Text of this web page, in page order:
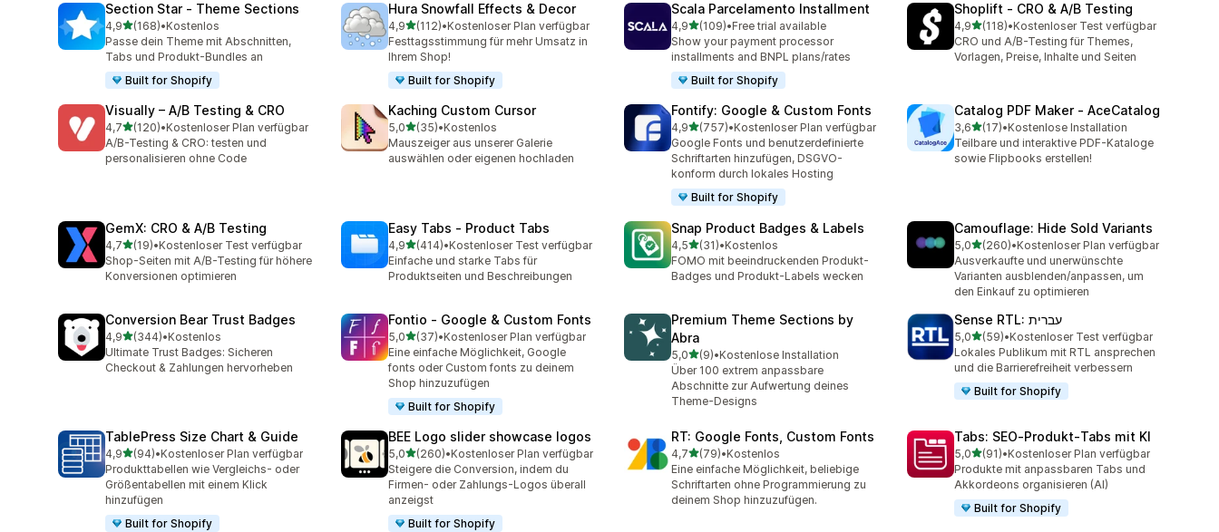
Section Star ‑ Theme Sections
4,9von 5 Sternen
(168)
168 Rezensionen insgesamt
•Kostenlos
Passe dein Theme mit Abschnitten,
Tabs und Produkt-Bundles an
Built for Shopify
Hura Snowfall Effects & Decor
4,9von 5 Sternen
(112)
112 Rezensionen insgesamt
•Kostenloser Plan verfügbar
Festtagsstimmung für mehr Umsatz in
Ihrem Shop!
Built for Shopify
Scala Parcelamento Installment
4,9von 5 Sternen
(109)
109 Rezensionen insgesamt
•Free trial available
Show your payment processor
installments and BNPL plans/rates
Built for Shopify
Shoplift ‑ CRO & A/B Testing
4,9von 5 Sternen
(118)
118 Rezensionen insgesamt
•Kostenloser Test verfügbar
CRO und A/B-Testing für Themes,
Vorlagen, Preise, Inhalte und Seiten
Visually – A/B Testing & CRO
4,7von 5 Sternen
(120)
120 Rezensionen insgesamt
•Kostenloser Plan verfügbar
A/B-Testing & CRO: testen und
personalisieren ohne Code
Kaching Custom Cursor
5,0von 5 Sternen
(35)
35 Rezensionen insgesamt
•Kostenlos
Mauszeiger aus unserer Galerie
auswählen oder eigenen hochladen
Fontify: Google & Custom Fonts
4,9von 5 Sternen
(757)
757 Rezensionen insgesamt
•Kostenloser Plan verfügbar
Google Fonts und benutzerdefinierte
Schriftarten hinzufügen, DSGVO-
konform durch lokales Hosting
Built for Shopify
Catalog PDF Maker ‑ AceCatalog
3,6von 5 Sternen
(17)
17 Rezensionen insgesamt
•Kostenlose Installation
Teilbare und interaktive PDF-Kataloge
sowie Flipbooks erstellen!
GemX: CRO & A/B Testing
4,7von 5 Sternen
(19)
19 Rezensionen insgesamt
•Kostenloser Test verfügbar
Shop-Seiten mit A/B-Testing für höhere
Konversionen optimieren
Easy Tabs ‑ Product Tabs
4,9von 5 Sternen
(414)
414 Rezensionen insgesamt
•Kostenloser Test verfügbar
Einfache und starke Tabs für
Produktseiten und Beschreibungen
Snap Product Badges & Labels
4,5von 5 Sternen
(31)
31 Rezensionen insgesamt
•Kostenlos
FOMO mit beeindruckenden Produkt-
Badges und Produkt-Labels wecken
Camouflage: Hide Sold Variants
5,0von 5 Sternen
(260)
260 Rezensionen insgesamt
•Kostenloser Plan verfügbar
Ausverkaufte und unerwünschte
Varianten ausblenden/anpassen, um
den Einkauf zu optimieren
Conversion Bear Trust Badges
4,9von 5 Sternen
(344)
344 Rezensionen insgesamt
•Kostenlos
Ultimate Trust Badges: Sicheren
Checkout & Zahlungen hervorheben
Fontio ‑ Google & Custom Fonts
5,0von 5 Sternen
(37)
37 Rezensionen insgesamt
•Kostenloser Plan verfügbar
Eine einfache Möglichkeit, Google
fonts oder Custom fonts zu deinem
Shop hinzuzufügen
Built for Shopify
Premium Theme Sections by
Abra
5,0von 5 Sternen
(9)
9 Rezensionen insgesamt
•Kostenlose Installation
Über 100 extrem anpassbare
Abschnitte zur Aufwertung deines
Theme-Designs
Sense RTL: עברית
5,0von 5 Sternen
(59)
59 Rezensionen insgesamt
•Kostenloser Test verfügbar
Lokales Publikum mit RTL ansprechen
und die Barrierefreiheit verbessern
Built for Shopify
TablePress Size Chart & Guide
4,9von 5 Sternen
(94)
94 Rezensionen insgesamt
•Kostenloser Plan verfügbar
Produkttabellen wie Vergleichs- oder
Größentabellen mit einem Klick
hinzufügen
Built for Shopify
BEE Logo slider showcase logos
5,0von 5 Sternen
(260)
260 Rezensionen insgesamt
•Kostenloser Plan verfügbar
Steigere die Conversion, indem du
Firmen- oder Zahlungs-Logos überall
anzeigst
Built for Shopify
RT: Google Fonts, Custom Fonts
4,7von 5 Sternen
(79)
79 Rezensionen insgesamt
•Kostenlos
Eine einfache Möglichkeit, beliebige
Schriftarten ohne Programmierung zu
deinem Shop hinzuzufügen.
Tabs: SEO‑Produkt‑Tabs mit KI
5,0von 5 Sternen
(91)
91 Rezensionen insgesamt
•Kostenloser Plan verfügbar
Produkte mit anpassbaren Tabs und
Akkordeons organisieren (AI)
Built for Shopify